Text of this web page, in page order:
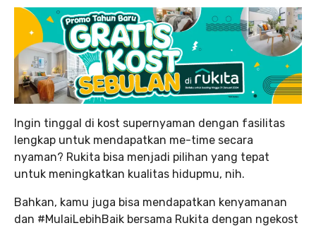
Ingin tinggal di kost supernyaman dengan fasilitas
lengkap untuk mendapatkan me-time secara
nyaman? Rukita bisa menjadi pilihan yang tepat
untuk meningkatkan kualitas hidupmu, nih.
Bahkan, kamu juga bisa mendapatkan kenyamanan
dan #MulaiLebihBaik bersama Rukita dengan ngekost